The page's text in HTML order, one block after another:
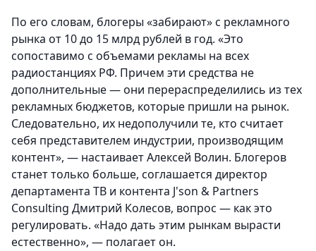
По его словам, блогеры «забирают» с рекламного
рынка от 10 до 15 млрд рублей в год. «Это
сопоставимо с объемами рекламы на всех
радиостанциях РФ. Причем эти средства не
дополнительные — они перераспределились из тех
рекламных бюджетов, которые пришли на рынок.
Следовательно, их недополучили те, кто считает
себя представителем индустрии, производящим
контент», — настаивает Алексей Волин. Блогеров
станет только больше, соглашается директор
департамента ТВ и контента J'son & Partners
Consulting Дмитрий Колесов, вопрос — как это
регулировать. «Надо дать этим рынкам вырасти
естественно», — полагает он.